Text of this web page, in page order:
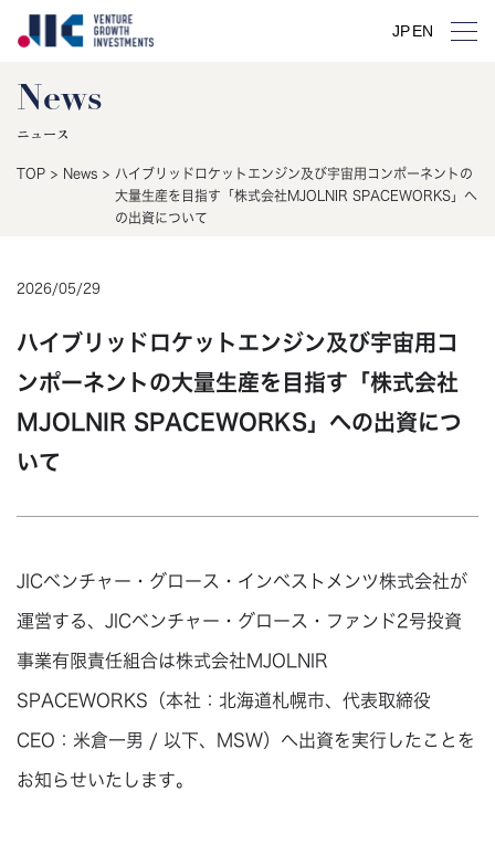
JPEN
News
ニュース
TOP > News > ハイブリッドロケットエンジン及び宇宙用コンポーネントの
大量生産を目指す「株式会社MJOLNIR SPACEWORKS」へ
の出資について
2026/05/29
ハイブリッドロケットエンジン及び宇宙用コ
ンポーネントの大量生産を目指す「株式会社
MJOLNIR SPACEWORKS」への出資につ
いて
JICベンチャー・グロース・インベストメンツ株式会社が
運営する、JICベンチャー・グロース・ファンド2号投資
事業有限責任組合は株式会社MJOLNIR
SPACEWORKS（本社：北海道札幌市、代表取締役
CEO：米倉一男 / 以下、MSW）へ出資を実行したことを
お知らせいたします。